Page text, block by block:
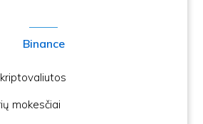
Binance
mokesčiai